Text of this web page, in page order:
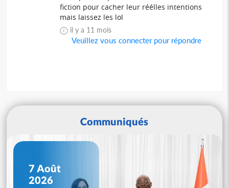
fiction pour cacher leur réélles intentions
mais laissez les lol
il y a 11 mois
Veuillez vous connecter pour répondre
Communiqués
7 Août
2026